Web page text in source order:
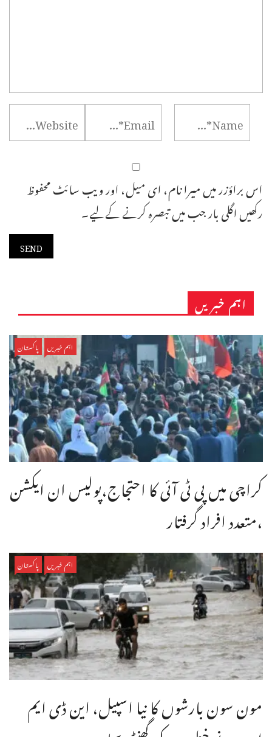
اس براؤزر میں میرا نام، ای میل، اور ویب سائٹ محفوظ
رکھیں اگلی بار جب میں تبصرہ کرنے کےلیے۔
اہم خبریں
اہم خبریں پاکستان
کراچی میں پی ٹی آئی کا احتجاج،پولیس ان ایکشن
،متعدد افراد گرفتار
اہم خبریں پاکستان
مون سون بارشوں کا نیا اسپیل، این ڈی ایم